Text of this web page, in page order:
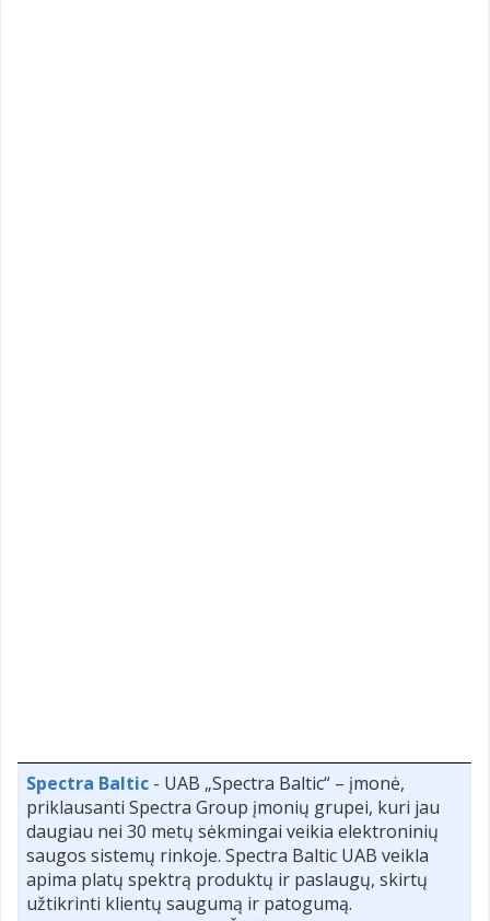
Spectra Baltic - UAB „Spectra Baltic“ – įmonė,
priklausanti Spectra Group įmonių grupei, kuri jau
daugiau nei 30 metų sėkmingai veikia elektroninių
saugos sistemų rinkoje. Spectra Baltic UAB veikla
apima platų spektrą produktų ir paslaugų, skirtų
užtikrinti klientų saugumą ir patogumą.